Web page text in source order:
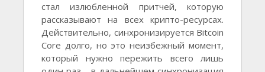
стал излюбленной притчей, которую
рассказывают на всех крипто-ресурсах.
Действительно, синхронизируется Bitcoin
Core долго, но это неизбежный момент,
который нужно пережить всего лишь